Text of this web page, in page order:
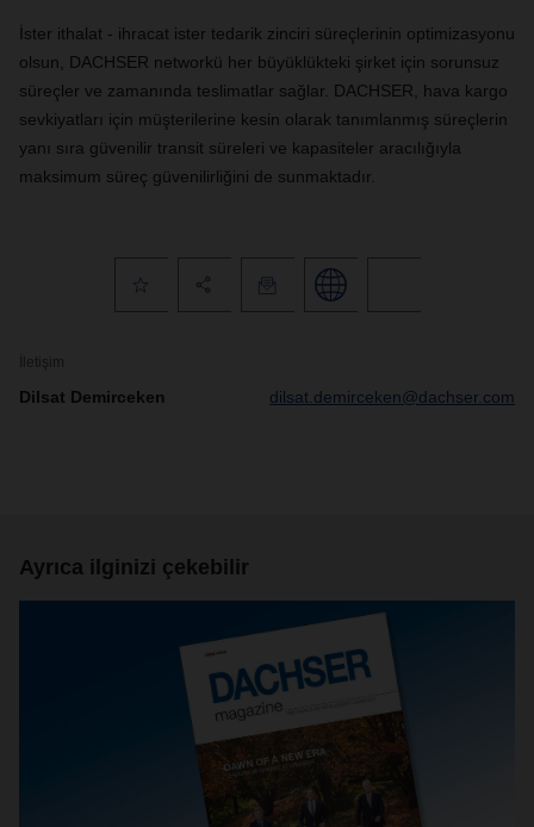
İster ithalat - ihracat ister tedarik zinciri süreçlerinin optimizasyonu
olsun, DACHSER networkü her büyüklükteki şirket için sorunsuz
süreçler ve zamanında teslimatlar sağlar. DACHSER, hava kargo
sevkiyatları için müşterilerine kesin olarak tanımlanmış süreçlerin
yanı sıra güvenilir transit süreleri ve kapasiteler aracılığıyla
maksimum süreç güvenilirliğini de sunmaktadır.
İletişim
Dilsat Demirceken dilsat.demirceken@dachser.com
Ayrıca ilginizi çekebilir